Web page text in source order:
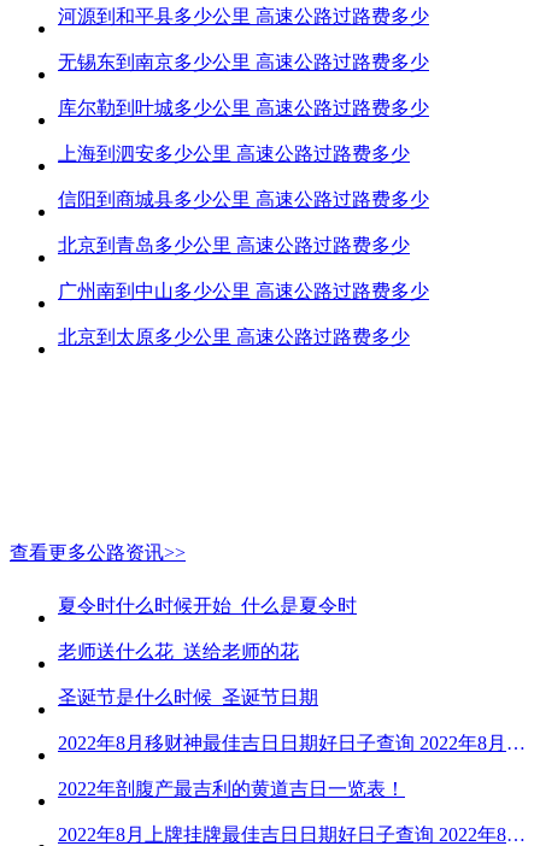
河源到和平县多少公里 高速公路过路费多少
无锡东到南京多少公里 高速公路过路费多少
库尔勒到叶城多少公里 高速公路过路费多少
上海到泗安多少公里 高速公路过路费多少
信阳到商城县多少公里 高速公路过路费多少
北京到青岛多少公里 高速公路过路费多少
广州南到中山多少公里 高速公路过路费多少
北京到太原多少公里 高速公路过路费多少
查看更多公路资讯>>
夏令时什么时候开始_什么是夏令时
老师送什么花_送给老师的花
圣诞节是什么时候_圣诞节日期
2022年8月移财神最佳吉日日期好日子查询 2022年8月移财神吉日一览
2022年剖腹产最吉利的黄道吉日一览表！
2022年8月上牌挂牌最佳吉日日期好日子查询 2022年8月上牌吉日精选